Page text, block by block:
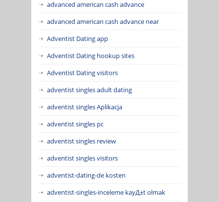
advanced american cash advance
advanced american cash advance near
Adventist Dating app
Adventist Dating hookup sites
Adventist Dating visitors
adventist singles adult dating
adventist singles Aplikacja
adventist singles pc
adventist singles review
adventist singles visitors
adventist-dating-de kosten
adventist-singles-inceleme kayД±t olmak